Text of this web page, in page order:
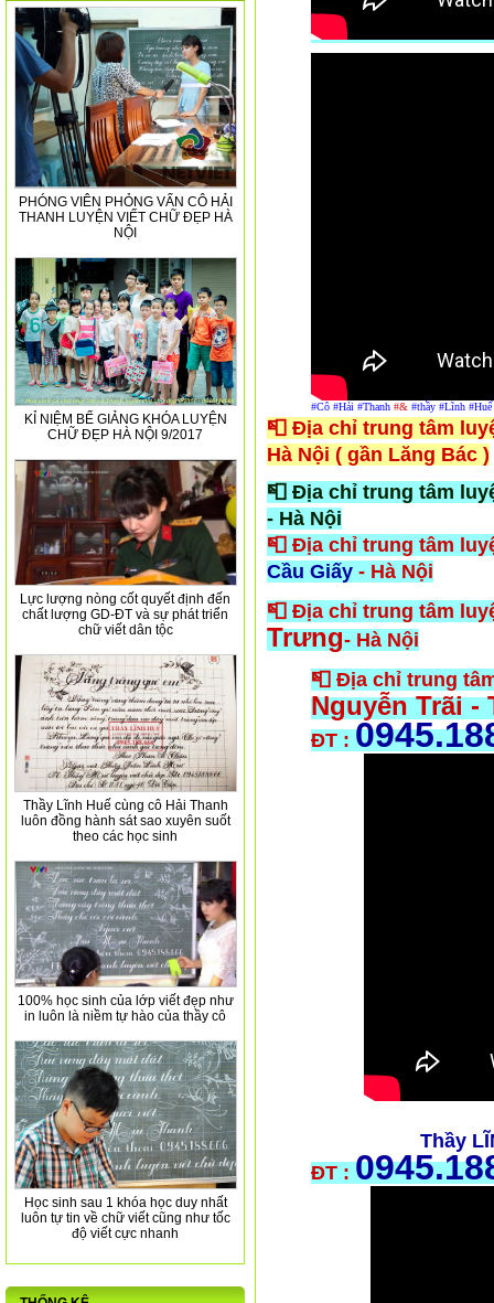
PHÓNG VIÊN PHỎNG VẤN CÔ HẢI
THANH LUYỆN VIẾT CHỮ ĐẸP HÀ
NỘI
KỈ NIỆM BẾ GIẢNG KHÓA LUYỆN
CHỮ ĐẸP HÀ NỘI 9/2017
Lực lượng nòng cốt quyết định đến
chất lượng GD-ĐT và sự phát triển
chữ viết dân tộc
Thầy Lĩnh Huế cùng cô Hải Thanh
luôn đồng hành sát sao xuyên suốt
theo các học sinh
100% học sinh của lớp viết đẹp như
in luôn là niềm tự hào của thầy cô
Học sinh sau 1 khóa học duy nhất
luôn tự tin về chữ viết cũng như tốc
độ viết cực nhanh
#Cô #Hải #Thanh#& #thầy #Lĩnh #Huế
📮 Địa chỉ trung tâm
Hà Nội ( gần Lăng Bác )
📮 Địa chỉ trung tâm
- Hà Nội
📮 Địa chỉ trung tâm
Cầu Giấy - Hà Nội
📮 Địa chỉ trung tâm
Trưng- Hà Nội
📮 Địa chỉ trung
Nguyễn Trãi -
ĐT :
Thầy
ĐT :